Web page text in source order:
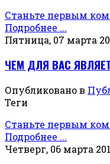
Станьте первым
Подробнее ...
Пятница, 07 марта
ЧЕМ ДЛЯ ВАС
Опубликовано в
Теги
Станьте первым
Подробнее ...
Четверг, 06 марта